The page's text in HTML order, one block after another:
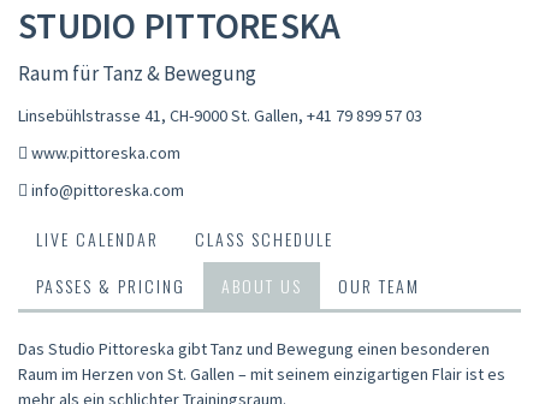
STUDIO PITTORESKA
Raum für Tanz & Bewegung
Linsebühlstrasse 41, CH-9000 St. Gallen, +41 79 899 57 03
www.pittoreska.com
info@pittoreska.com
LIVE CALENDAR
CLASS SCHEDULE
PASSES & PRICING
ABOUT US OUR TEAM
Das Studio Pittoreska gibt Tanz und Bewegung einen besonderen
Raum im Herzen von St. Gallen – mit seinem einzigartigen Flair ist es
mehr als ein schlichter Trainingsraum.